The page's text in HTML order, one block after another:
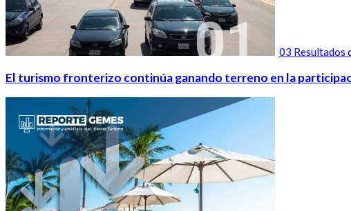
03 Resultados
El turismo fronterizo continúa ganando terreno en la